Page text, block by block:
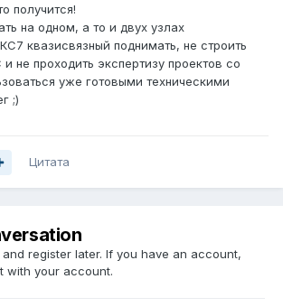
получится!
на одном, а то и двух узлах
квазисвязный поднимать, не строить
не проходить экспертизу проектов со
уже готовыми техническими
;)
Цитата
register later. If you have an account,
with your account.